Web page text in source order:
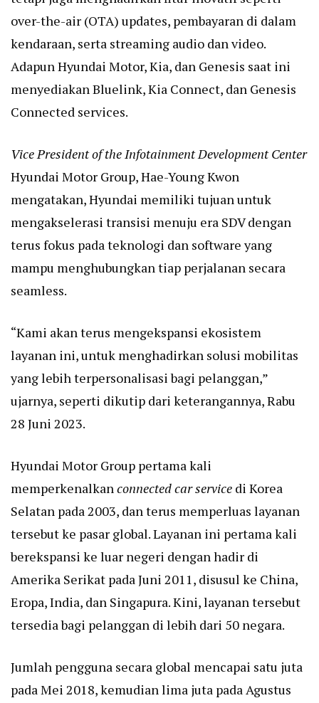
over-the-air (OTA) updates, pembayaran di dalam
kendaraan, serta streaming audio dan video.
Adapun Hyundai Motor, Kia, dan Genesis saat ini
menyediakan Bluelink, Kia Connect, dan Genesis
Connected services.
Vice President of the Infotainment Development Center
Hyundai Motor Group, Hae-Young Kwon
mengatakan, Hyundai memiliki tujuan untuk
mengakselerasi transisi menuju era SDV dengan
terus fokus pada teknologi dan software yang
mampu menghubungkan tiap perjalanan secara
seamless.
“Kami akan terus mengekspansi ekosistem
layanan ini, untuk menghadirkan solusi mobilitas
yang lebih terpersonalisasi bagi pelanggan,”
ujarnya, seperti dikutip dari keterangannya, Rabu
28 Juni 2023.
Hyundai Motor Group pertama kali
memperkenalkanconnected car service di Korea
Selatan pada 2003, dan terus memperluas layanan
tersebut ke pasar global. Layanan ini pertama kali
berekspansi ke luar negeri dengan hadir di
Amerika Serikat pada Juni 2011, disusul ke China,
Eropa, India, dan Singapura. Kini, layanan tersebut
tersedia bagi pelanggan di lebih dari 50 negara.
Jumlah pengguna secara global mencapai satu juta
pada Mei 2018, kemudian lima juta pada Agustus